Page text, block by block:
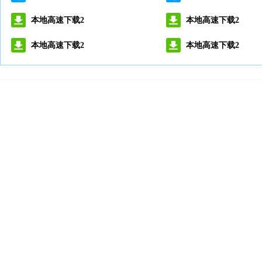
本地高速下载2 本地高速下载2
本地高速下载2 本地高速下载2